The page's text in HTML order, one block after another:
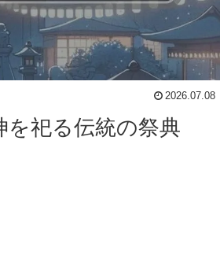
2026.07.08
を祀る伝統の祭典